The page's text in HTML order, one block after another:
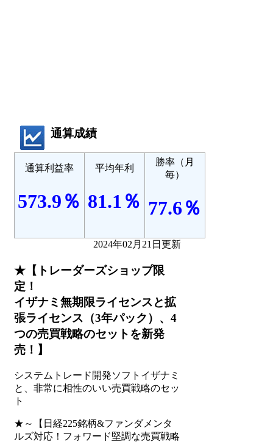
通算成績
通算利益率
573.9％
平均年利
81.1％
勝率（月
毎）
77.6％
2024年02月21日更新
★【トレーダーズショップ限
定！
イザナミ無期限ライセンスと拡
張ライセンス（3年パック）、4
つの売買戦略のセットを新発
売！】
システムトレード開発ソフトイザナミ
と、非常に相性のいい売買戦略のセッ
ト
★～【日経225銘柄&ファンダメンタ
ルズ対応！フォワード堅調な売買戦略